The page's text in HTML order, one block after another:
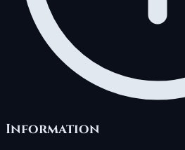
Information